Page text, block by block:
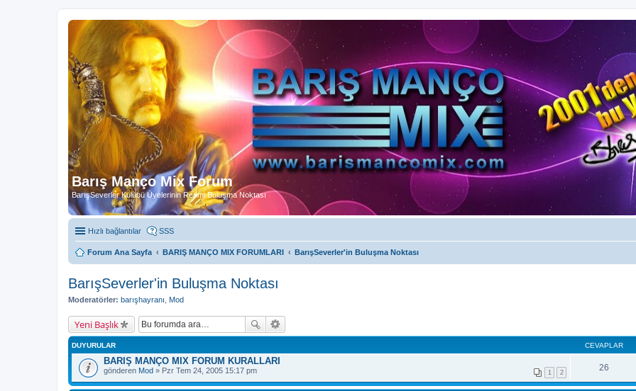
Barış Manço Mix Forum
BarışSeverler Kulübü Üyelerinin Resmi Buluşma Noktası
Hızlı bağlantılar SSS
Forum Ana Sayfa BARIŞ MANÇO MIX FORUMLARI BarışSeverler'in Buluşma Noktası
BarışSeverler'in Buluşma Noktası
Moderatörler: barışhayranı Mod
Yeni Başlık
DUYURULAR CEVAPLAR
BARIŞ MANÇO MIX FORUM KURALLARI
1 2
gönderen Mod » Pzr Tem 24, 2005 15:17 pm 26